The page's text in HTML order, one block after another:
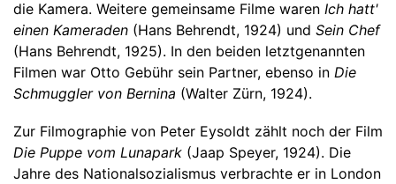
die Kamera. Weitere gemeinsame Filme waren Ich hatt'
einen Kameraden (Hans Behrendt, 1924) und Sein Chef
(Hans Behrendt, 1925). In den beiden letztgenannten
Filmen war Otto Gebühr sein Partner, ebenso in Die
Schmuggler von Bernina (Walter Zürn, 1924).
Zur Filmographie von Peter Eysoldt zählt noch der Film
Die Puppe vom Lunapark (Jaap Speyer, 1924). Die
Jahre des Nationalsozialismus verbrachte er in London